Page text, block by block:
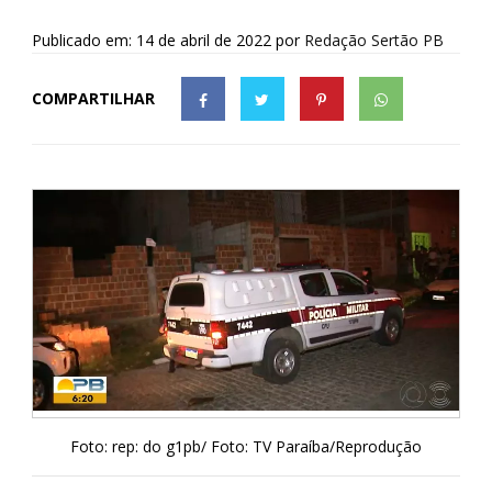
Publicado em: 14 de abril de 2022 por Redação Sertão PB
COMPARTILHAR
Foto: rep: do g1pb/ Foto: TV Paraíba/Reprodução